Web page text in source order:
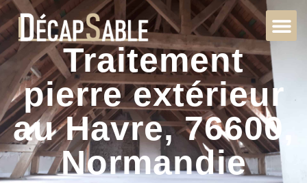
Traitement
pierre extérieur
au Havre, 76600,
Normandie